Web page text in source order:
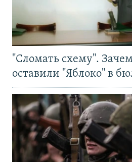
"Сломать схему".
оставили "Яблоко" в